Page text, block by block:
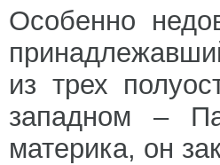
Особенно
из трех
западном –
материка, он